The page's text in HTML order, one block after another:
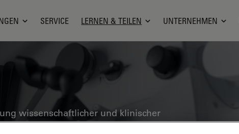
SERVICE LERNEN & TEILEN UNTERNEHMEN
wissenschaftlicher und klinischer
entwickelt wurden,